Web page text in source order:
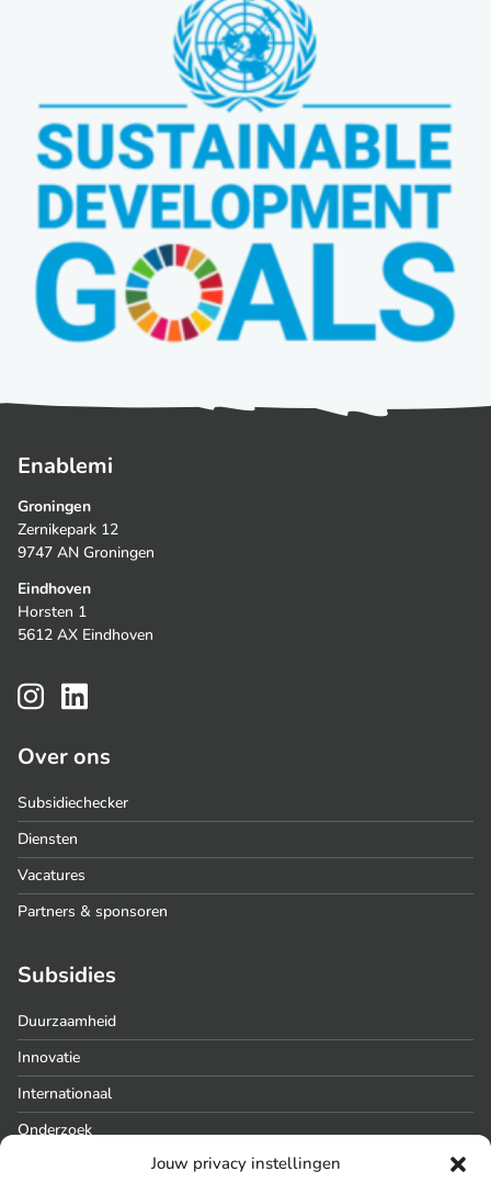
Jouw privacy instellingen
Over ons
Subsidiechecker
Diensten
Vacatures
Partners & sponsoren
Subsidies
Duurzaamheid
Innovatie
Internationaal
Onderzoek
Enablemi
Groningen
Zernikepark 12
9747 AN Groningen
Eindhoven
Horsten 1
5612 AX Eindhoven